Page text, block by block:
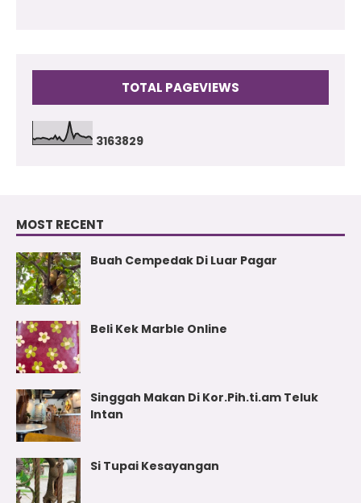
TOTAL PAGEVIEWS
3163829
MOST RECENT
Buah Cempedak Di Luar Pagar
Beli Kek Marble Online
Singgah Makan Di Kor.Pih.ti.am Teluk
Intan
Si Tupai Kesayangan